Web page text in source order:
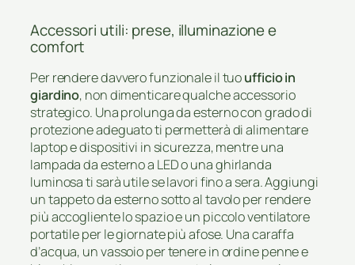
Accessori utili: prese, illuminazione e
comfort
Per rendere davvero funzionale il tuoufficio in
giardino, non dimenticare qualche accessorio
strategico. Una prolunga da esterno con grado di
protezione adeguato ti permetterà di alimentare
laptop e dispositivi in sicurezza, mentre una
lampada da esterno a LED o una ghirlanda
luminosa ti sarà utile se lavori fino a sera. Aggiungi
un tappeto da esterno sotto al tavolo per rendere
più accogliente lo spazio e un piccolo ventilatore
portatile per le giornate più afose. Una caraffa
d’acqua, un vassoio per tenere in ordine penne e